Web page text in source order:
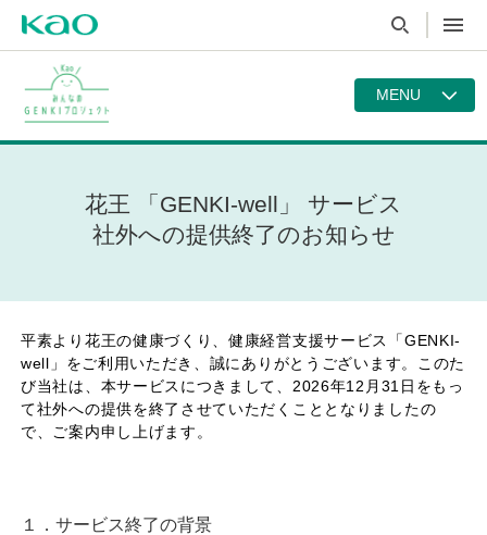
MENU
花王 「GENKI-well」 サービス
社外への提供終了のお知らせ
平素より花王の健康づくり、健康経営支援サービス「GENKI-
well」をご利用いただき、誠にありがとうございます。このた
び当社は、本サービスにつきまして、2026年12月31日をもっ
て社外への提供を終了させていただくこととなりましたの
で、ご案内申し上げます。
１．サービス終了の背景